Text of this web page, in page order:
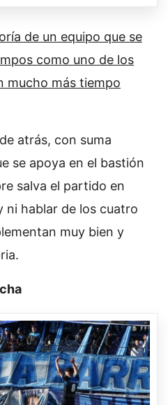
de un equipo que se
como uno de los
mucho más tiempo
atrás, con suma
se apoya en el bastión
salva el partido en
ni hablar de los cuatro
muy bien y